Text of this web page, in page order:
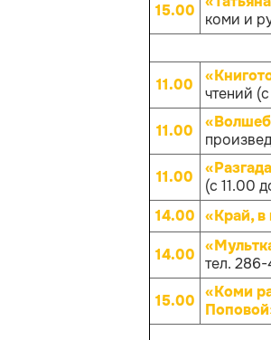
15.00
коми и
11.00
чтений
11.00
11.00
(с 11.00
14.00 «Край,
14.00 тел.
15.00 «Коми